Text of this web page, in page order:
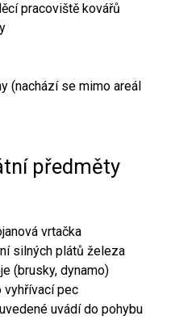
pracoviště kovářů
(nachází se mimo areál
předměty
vrtačka
silných plátů železa
(brusky, dynamo)
vyhřívací pec
uvádí do pohybu